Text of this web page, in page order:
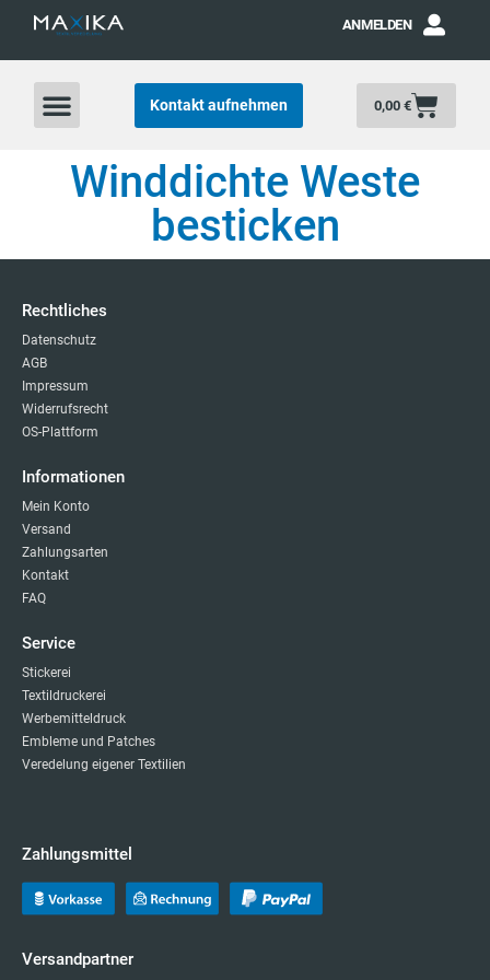
ANMELDEN
Kontakt aufnehmen 0,00 €
Winddichte Weste
besticken
Rechtliches
Datenschutz
AGB
Impressum
Widerrufsrecht
OS-Plattform
Informationen
Mein Konto
Versand
Zahlungsarten
Kontakt
FAQ
Service
Stickerei
Textildruckerei
Werbemitteldruck
Embleme und Patches
Veredelung eigener Textilien
Zahlungsmittel
Versandpartner